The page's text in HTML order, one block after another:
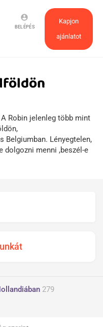
Kapjon
ajánlatot
account_circle
BELÉPÉS
Robin jelenleg több mint
Belgiumban. Lényegtelen,
dolgozni menni ,beszél-e
279